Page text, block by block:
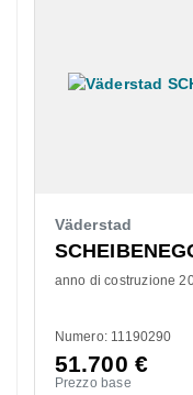
Väderstad
anno di costruzione
Numero: 11190290
51.700 €
Prezzo base